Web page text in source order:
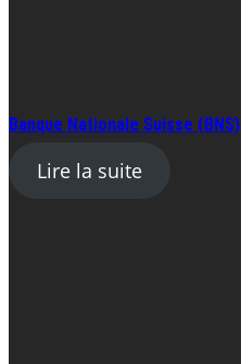
Banque Nationale Suisse (BNS)
Lire la suite